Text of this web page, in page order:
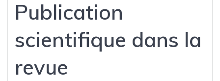
Publication
scientifique dans la
revue